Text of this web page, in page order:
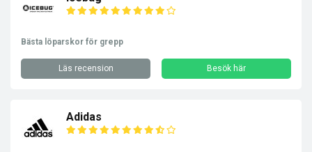
Bästa löparskor för grepp
Läs recension Besök här
Adidas